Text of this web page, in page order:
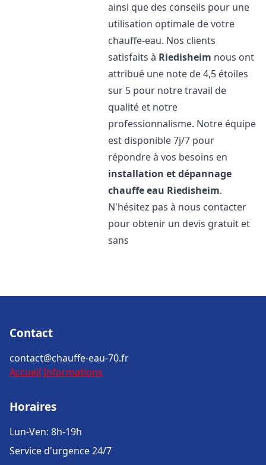
ainsi que des conseils pour une
utilisation optimale de votre
chauffe-eau. Nos clients
satisfaits à Riedisheim nous ont
attribué une note de 4,5 étoiles
sur 5 pour notre travail de
qualité et notre
professionnalisme. Notre équipe
est disponible 7j/7 pour
répondre à vos besoins en
installation et dépannage
chauffe eau Riedisheim.
N'hésitez pas à nous contacter
pour obtenir un devis gratuit et
sans
Contact
contact@chauffe-eau-70.fr
Accueil Informations
Horaires
Lun-Ven: 8h-19h
Service d'urgence 24/7